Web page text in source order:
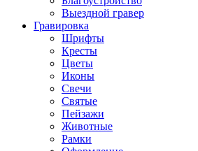
Выездной гравер
Гравировка
Шрифты
Кресты
Цветы
Иконы
Свечи
Святые
Пейзажи
Животные
Рамки